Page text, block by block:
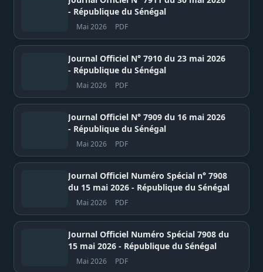
- République du Sénégal
Mai 2026 PDF
Journal Officiel N° 7910 du 23 mai 2026
- République du Sénégal
Mai 2026 PDF
Journal Officiel N° 7909 du 16 mai 2026
- République du Sénégal
Mai 2026 PDF
Journal Officiel Numéro Spécial n° 7908
du 15 mai 2026 - République du Sénégal
Mai 2026 PDF
Journal Officiel Numéro Spécial 7908 du
15 mai 2026 - République du Sénégal
Mai 2026 PDF